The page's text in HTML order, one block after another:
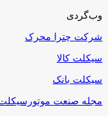
وب‌گردی
شرکت چترا محرک
سیکلت کالا
سیکلت بانک
مجله صنعت